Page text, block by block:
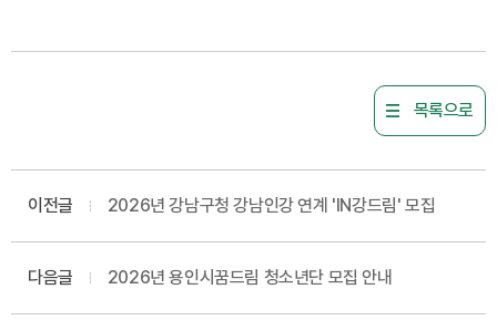
목록으로
이전글 2026년 강남구청 강남인강 연계 'IN강드림' 모집
다음글 2026년 용인시꿈드림 청소년단 모집 안내